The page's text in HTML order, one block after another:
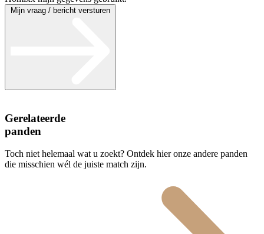
Mijn vraag / bericht versturen
Gerelateerde
panden
Toch niet helemaal wat u zoekt? Ontdek hier onze andere panden
die misschien wél de juiste match zijn.